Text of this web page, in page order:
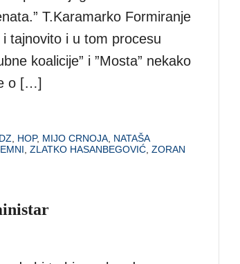
T.Karamarko Formiranje
tajnovito i u tom procesu
koalicije” i ”Mosta” nekako
o […]
HOP, MIJO CRNOJA NATAŠA
ZLATKO HASANBEGOVIĆ ZORAN